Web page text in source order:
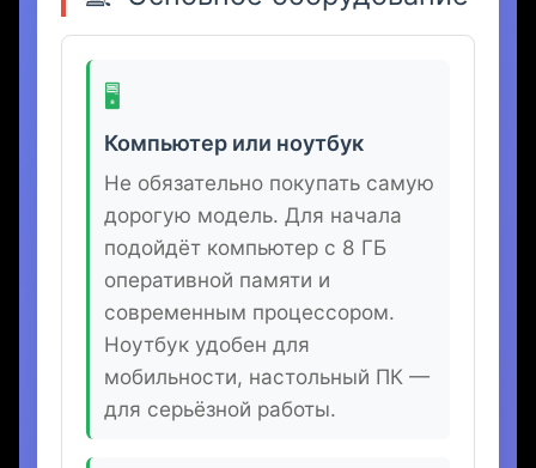
сосредоточиться на обучении
и творчестве.
💻 Основное оборудование
🖥️
Компьютер или ноутбук
Не обязательно покупать самую
дорогую модель. Для начала
подойдёт компьютер с 8 ГБ